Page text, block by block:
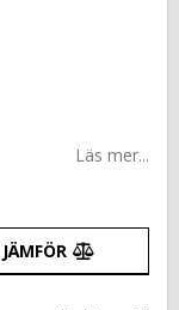
Läs mer...
JÄMFÖR